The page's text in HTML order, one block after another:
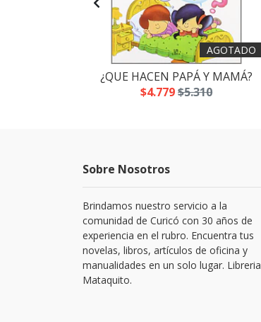
AGOTADO
¿QUE HACEN PAPÁ Y MAMÁ?
$4.779$5.310
Sobre Nosotros
Brindamos nuestro servicio a la
comunidad de Curicó con 30 años de
experiencia en el rubro. Encuentra tus
novelas, libros, artículos de oficina y
manualidades en un solo lugar. Libreria
Mataquito.